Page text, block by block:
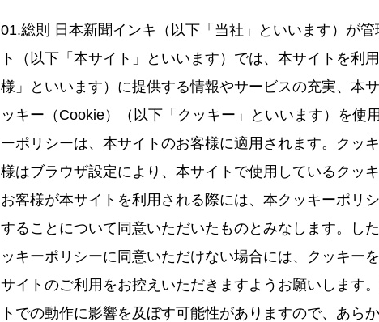
01.総則 日本新聞インキ（以下「当社」といいます）が
ト（以下「本サイト」といいます）では、本サイトを利
様」といいます）に提供する情報やサービスの充実、本
ッキー（Cookie）（以下「クッキー」といいます）を使
ーポリシーは、本サイトのお客様に適用されます。クッ
様はブラウザ設定により、本サイトで使用しているクッ
お客様が本サイトを利用される際には、本クッキーポリ
することについて同意いただいたものとみなします。し
ッキーポリシーに同意いただけない場合には、クッキー
サイトのご利用をお控えいただきますようお願いします
トでの動作に影響を及ぼす可能性がありますので、あら